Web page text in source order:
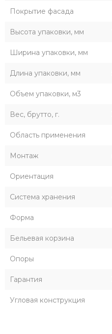
Покрытие фасада
Высота упаковки, мм
Ширина упаковки, мм
Длина упаковки, мм
Объем упаковки, м3
Вес, брутто, г.
Область применения
Монтаж
Ориентация
Система хранения
Форма
Бельевая корзина
Опоры
Гарантия
Угловая конструкция